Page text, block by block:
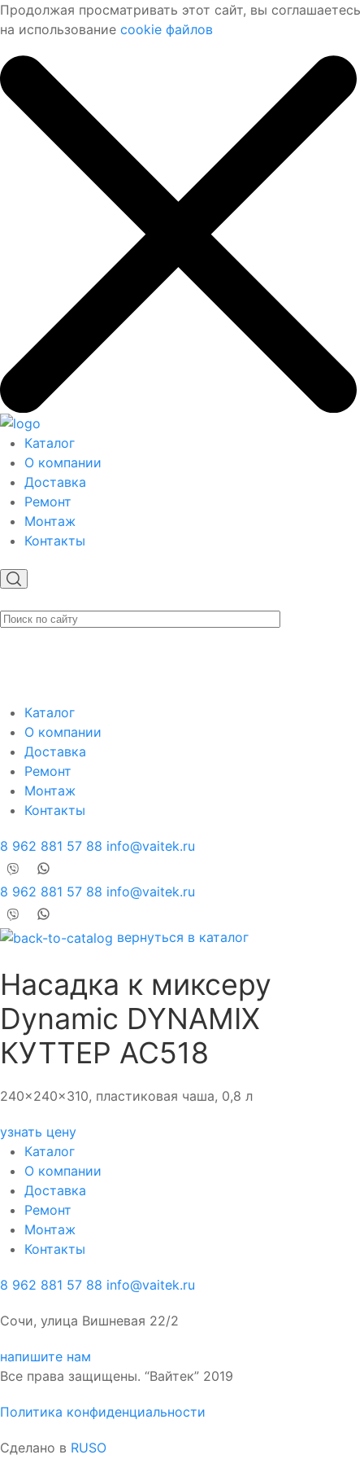
Продолжая просматривать этот сайт, вы соглашаетесь
на использование cookie файлов
Каталог
О компании
Доставка
Ремонт
Монтаж
Контакты
Каталог
О компании
Доставка
Ремонт
Монтаж
Контакты
8 962 881 57 88 info@vaitek.ru
8 962 881 57 88 info@vaitek.ru
вернуться в каталог
Насадка к миксеру
Dynamic DYNAMIX
КУТТЕР AC518
240x240x310, пластиковая чаша, 0,8 л
узнать цену
Каталог
О компании
Доставка
Ремонт
Монтаж
Контакты
8 962 881 57 88 info@vaitek.ru
Сочи, улица Вишневая 22/2
напишите нам
Все права защищены. “Вайтек” 2019
Политика конфиденциальности
Сделано в RUSO